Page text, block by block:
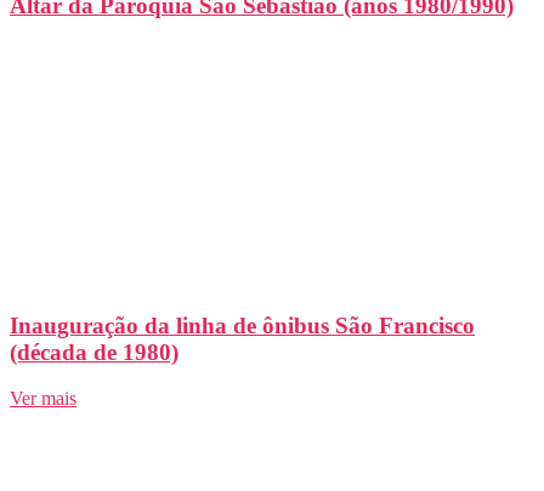
Altar da Paróquia São Sebastião (anos 1980/1990)
Inauguração da linha de ônibus São Francisco
(década de 1980)
Ver mais